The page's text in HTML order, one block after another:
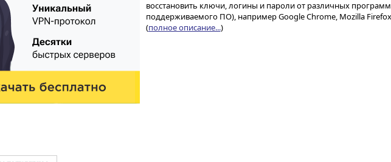
восстановить ключи, логины и пароли от различных
поддерживаемого ПО), например Google Chrome, Mozilla
(полное описание...)